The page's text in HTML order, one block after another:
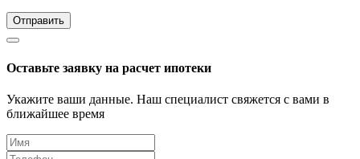
Отправить
Оставьте заявку на расчет ипотеки
Укажите ваши данные. Наш специалист свяжется с вами в
ближайшее время